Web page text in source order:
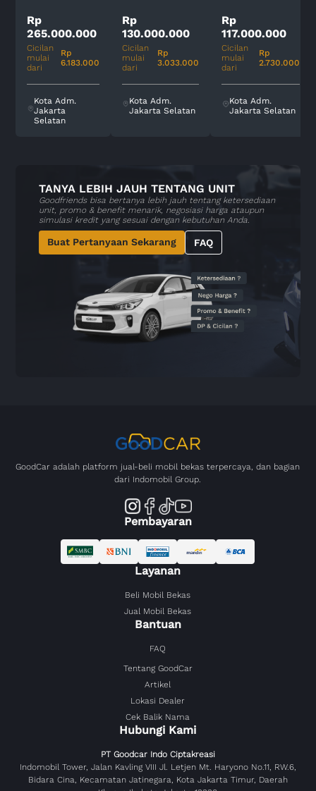
Rp
265.000.000
Cicilan
mulai
dari
Rp
6.183.000
Kota Adm.
Jakarta
Selatan
Rp
130.000.000
Cicilan
mulai
dari
Rp
3.033.000
Kota Adm.
Jakarta Selatan
Rp
117.000.000
Cicilan
mulai
dari
Rp
2.730.000
Kota Adm.
Jakarta Selatan
TANYA LEBIH JAUH TENTANG UNIT
Goodfriends bisa bertanya lebih jauh tentang ketersediaan
unit, promo & benefit menarik, negosiasi harga ataupun
simulasi kredit yang sesuai dengan kebutuhan Anda.
Buat Pertanyaan Sekarang FAQ
GoodCar adalah platform jual-beli mobil bekas terpercaya, dan bagian
dari Indomobil Group.
Pembayaran
Layanan
Beli Mobil Bekas
Jual Mobil Bekas
Bantuan
FAQ
Tentang GoodCar
Artikel
Lokasi Dealer
Cek Balik Nama
Hubungi Kami
PT Goodcar Indo Ciptakreasi
Indomobil Tower, Jalan Kavling VIII Jl. Letjen Mt. Haryono No.11, RW.6,
Bidara Cina, Kecamatan Jatinegara, Kota Jakarta Timur, Daerah